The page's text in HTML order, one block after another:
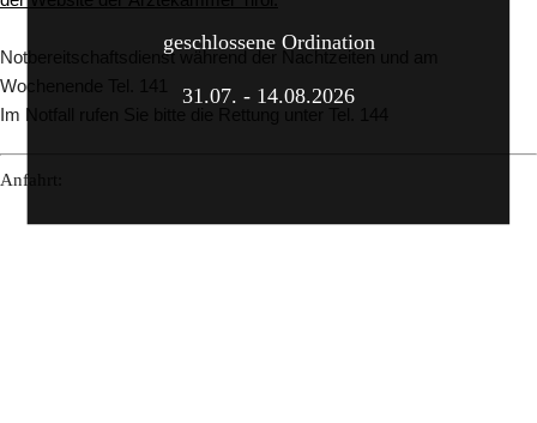
geschlossene Ordination
31.07. - 14.08.2026
Notbereitschaftsdienst während der Nachtzeiten und am
Wochenende Tel. 141
Im Notfall rufen Sie bitte die Rettung unter Tel. 144
Anfahrt: